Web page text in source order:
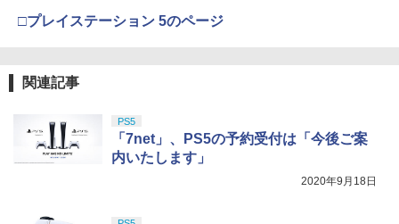
□プレイステーション 5のページ
関連記事
PS5
「7net」、PS5の予約受付は「今後ご案
内いたします」
2020年9月18日